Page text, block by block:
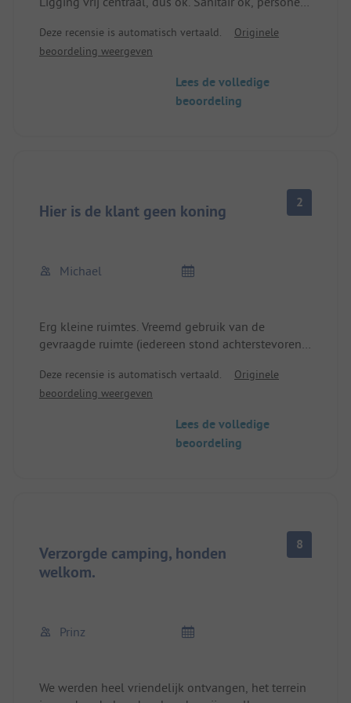
Zo haal je het meeste uit je kampeerervaring!
je echt moeten schamen!
is niet meer van deze tijd. Prijzen zijn wat hoog
voor wat het biedt
Deze recensie is automatisch vertaald.
Originele
beoordeling weergeven
Lees de volledige
beoordeling
Hier is de klant geen koning 2
Michael
Erg kleine ruimtes. Vreemd gebruik van de
gevraagde ruimte (iedereen stond achterstevoren,
antwoord op de vraag waarom). Informatie bij
receptie zeer onvolledig. De camping was vol, veel
de prijs.We komen niet meer terug en zullen de
camping niet aanbevelen. De
Deze recensie is automatisch vertaald.
Originele
beoordeling weergeven
Lees de volledige
beoordeling
Verzorgde camping, honden
welkom.
8
Prinz
We werden heel vriendelijk ontvangen, het terrein